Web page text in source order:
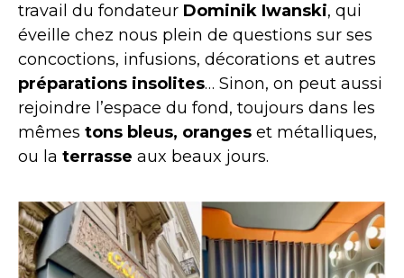
travail du fondateur Dominik Iwanski, qui
éveille chez nous plein de questions sur ses
concoctions, infusions, décorations et autres
préparations insolites… Sinon, on peut aussi
rejoindre l’espace du fond, toujours dans les
mêmes tons bleus, oranges et métalliques,
ou la terrasse aux beaux jours.